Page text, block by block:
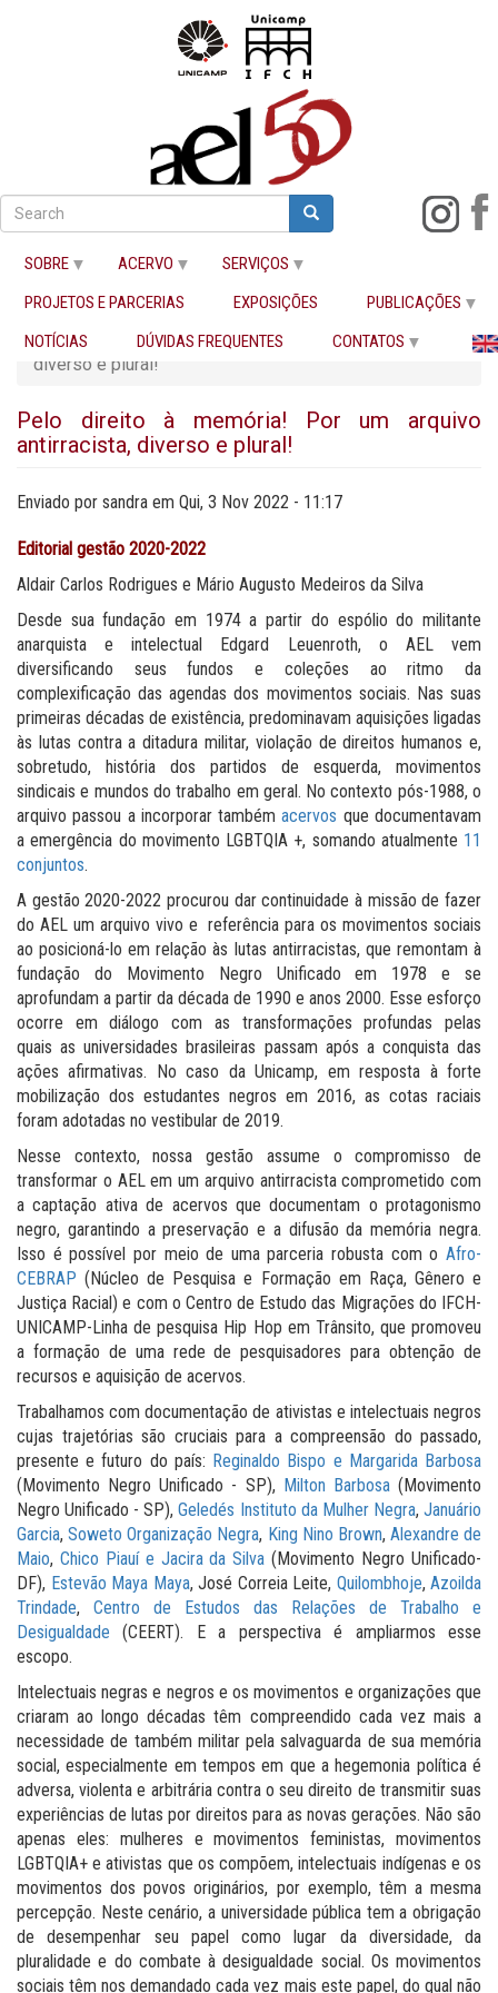
para
o
conteúdo
principal
Buscar
Search Search
SOBRE ACERVO
SERVIÇOS
PROJETOS E PARCERIAS
EXPOSIÇÕES
PUBLICAÇÕES
NOTÍCIAS
DÚVIDAS FREQUENTES CONTATOS
Início
Pelo direito à memória! Por um arquivo antirracista,
diverso e plural!
Pelo direito à memória! Por um arquivo
antirracista, diverso e plural!
Enviado por sandra em Qui, 3 Nov 2022 - 11:17
Editorial gestão 2020-2022
Aldair Carlos Rodrigues e Mário Augusto Medeiros da Silva
Desde sua fundação em 1974 a partir do espólio do militante
anarquista e intelectual Edgard Leuenroth, o AEL vem
diversificando seus fundos e coleções ao ritmo da
complexificação das agendas dos movimentos sociais. Nas suas
primeiras décadas de existência, predominavam aquisições ligadas
às lutas contra a ditadura militar, violação de direitos humanos e,
sobretudo, história dos partidos de esquerda, movimentos
sindicais e mundos do trabalho em geral. No contexto pós-1988, o
arquivo passou a incorporar tambémacervos que documentavam
a emergência do movimento LGBTQIA +, somando atualmente 11
conjuntos.
A gestão 2020-2022 procurou dar continuidade à missão de fazer
do AEL um arquivo vivo e referência para os movimentos sociais
ao posicioná-lo em relação às lutas antirracistas, que remontam à
fundação do Movimento Negro Unificado em 1978 e se
aprofundam a partir da década de 1990 e anos 2000. Esse esforço
ocorre em diálogo com as transformações profundas pelas
quais as universidades brasileiras passam após a conquista das
ações afirmativas. No caso da Unicamp, em resposta à forte
mobilização dos estudantes negros em 2016, as cotas raciais
foram adotadas no vestibular de 2019.
Nesse contexto, nossa gestão assume o compromisso de
transformar o AEL em um arquivo antirracista comprometido com
a captação ativa de acervos que documentam o protagonismo
negro, garantindo a preservação e a difusão da memória negra.
Isso é possível por meio de uma parceria robusta com o Afro-
CEBRAP (Núcleo de Pesquisa e Formação em Raça, Gênero e
Justiça Racial) e com o Centro de Estudo das Migrações do IFCH-
UNICAMP-Linha de pesquisa Hip Hop em Trânsito, que promoveu
a formação de uma rede de pesquisadores para obtenção de
recursos e aquisição de acervos.
Trabalhamos com documentação de ativistas e intelectuais negros
cujas trajetórias são cruciais para a compreensão do passado,
presente e futuro do país: Reginaldo Bispo e Margarida Barbosa
(Movimento Negro Unificado - SP), Milton Barbosa(Movimento
Negro Unificado - SP),Geledés Instituto da Mulher Negra,Januário
Garcia,Soweto Organização Negra, King Nino Brown, Alexandre de
Maio, Chico Piauí e Jacira da Silva (Movimento Negro Unificado-
DF), Estevão Maya Maya, José Correia Leite, Quilombhoje, Azoilda
Trindade, Centro de Estudos das Relações de Trabalho e
Desigualdade (CEERT). E a perspectiva é ampliarmos esse
escopo.
Intelectuais negras e negros e os movimentos e organizações que
criaram ao longo décadas têm compreendido cada vez mais a
necessidade de também militar pela salvaguarda de sua memória
social, especialmente em tempos em que a hegemonia política é
adversa, violenta e arbitrária contra o seu direito de transmitir suas
experiências de lutas por direitos para as novas gerações. Não são
apenas eles: mulheres e movimentos feministas, movimentos
LGBTQIA+ e ativistas que os compõem, intelectuais indígenas e os
movimentos dos povos originários, por exemplo, têm a mesma
percepção. Neste cenário, a universidade pública tem a obrigação
de desempenhar seu papel como lugar da diversidade, da
pluralidade e do combate à desigualdade social. Os movimentos
sociais têm nos demandado cada vez mais este papel, do qual não